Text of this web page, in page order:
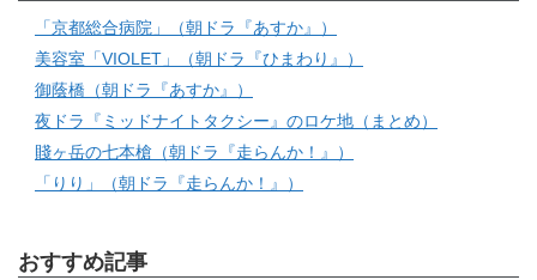
「京都総合病院」（朝ドラ『あすか』）
美容室「VIOLET」（朝ドラ『ひまわり』）
御蔭橋（朝ドラ『あすか』）
夜ドラ『ミッドナイトタクシー』のロケ地（まとめ）
賤ヶ岳の七本槍（朝ドラ『走らんか！』）
「りり」（朝ドラ『走らんか！』）
おすすめ記事